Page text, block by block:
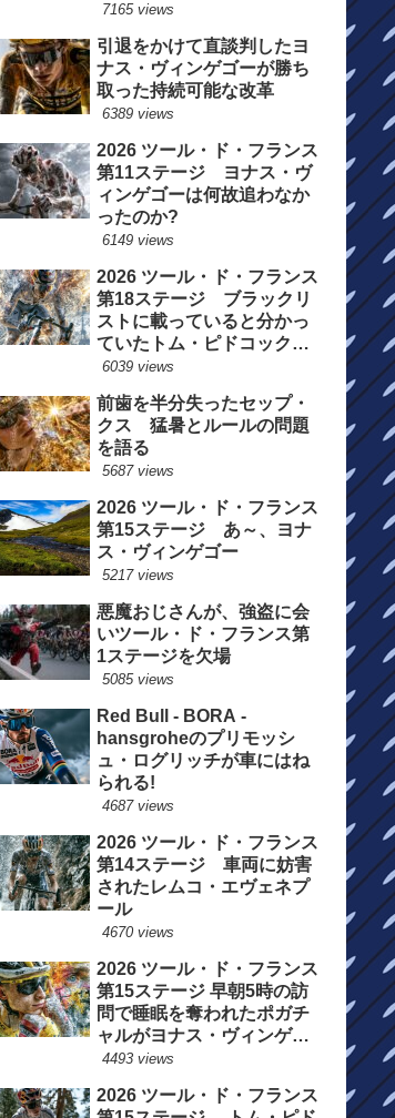
7165 views
引退をかけて直談判したヨ
ナス・ヴィンゲゴーが勝ち
取った持続可能な改革
6389 views
2026 ツール・ド・フランス
第11ステージ ヨナス・ヴ
ィンゲゴーは何故追わなか
ったのか?
6149 views
2026 ツール・ド・フランス
第18ステージ ブラックリ
ストに載っていると分かっ
ていたトム・ピドコックは
総合順位死守に
6039 views
前歯を半分失ったセップ・
クス 猛暑とルールの問題
を語る
5687 views
2026 ツール・ド・フランス
第15ステージ あ～、ヨナ
ス・ヴィンゲゴー
5217 views
悪魔おじさんが、強盗に会
いツール・ド・フランス第
1ステージを欠場
5085 views
Red Bull - BORA -
hansgroheのプリモッシ
ュ・ログリッチが車にはね
られる!
4687 views
2026 ツール・ド・フランス
第14ステージ 車両に妨害
されたレムコ・エヴェネプ
ール
4670 views
2026 ツール・ド・フランス
第15ステージ 早朝5時の訪
問で睡眠を奪われたポガチ
ャルがヨナス・ヴィンゲゴ
ーの離脱を惜しむ
4493 views
2026 ツール・ド・フランス